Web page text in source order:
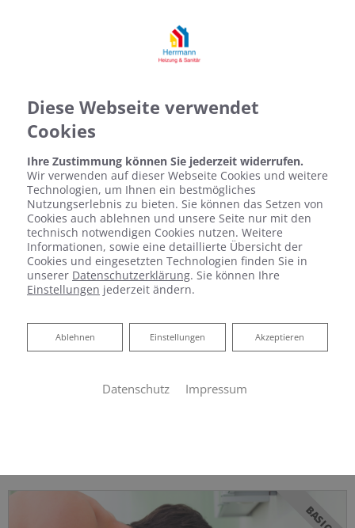
BASIC
Diese Webseite verwendet
Cookies
Ihre Zustimmung können Sie jederzeit widerrufen.
Wir verwenden auf dieser Webseite Cookies und weitere
Technologien, um Ihnen ein bestmögliches
Nutzungserlebnis zu bieten. Sie können das Setzen von
Cookies auch ablehnen und unsere Seite nur mit den
technisch notwendigen Cookies nutzen. Weitere
Informationen, sowie eine detaillierte Übersicht der
Cookies und eingesetzten Technologien finden Sie in
unserer Datenschutzerklärung. Sie können Ihre
Einstellungen jederzeit ändern.
Akzeptieren
Einstellungen
Ablehnen
Ablehnen
Datenschutz Impressum